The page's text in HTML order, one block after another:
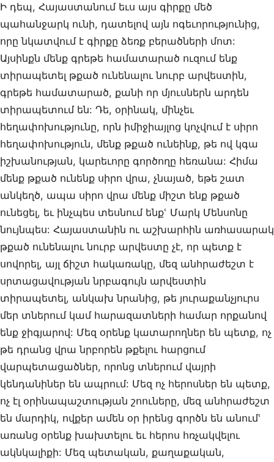
Ի դեպ, Հայաստանում եւս այս գիրքը մեծ
պահանջարկ ունի, դատելով այն ոգեւորությունից,
որը նկատվում է գիրքը ձեռք բերածների մոտ:
Այսինքն մենք գրեթե համատարած ուզում ենք
տիրապետել թքած ունենալու նուրբ արվեստին,
գրեթե համատարած, քանի որ մյուսներն արդեն
տիրապետում են: Դե, օրինակ, մինչեւ
հեղափոխությունը, որն իմիջիայլոց կոչվում է սիրո
հեղափոխություն, մենք թքած ունեինք, թե ով կգա
իշխանության, կարեւորը գործողը հեռանա: Հիմա
մենք թքած ունենք սիրո վրա, չնայած, եթե շատ
անկեղծ, ապա սիրո վրա մենք միշտ ենք թքած
ունեցել, եւ ինչպես տեսնում ենքՙ Մարկ Մենսոնը
նույնպես: Հայաստանին ու աշխարհին առհասարակ
թքած ունենալու նուրբ արվեստը չէ, որ պետք է
սովորել, այլ ճիշտ հակառակը, մեզ անհրաժեշտ է
սրտացավության նրբագույն արվեստին
տիրապետել, անկախ նրանից, թե յուրաքանչյուրս
մեր տներում կամ հարազատների համար որքանով
ենք ջիգյարով: Մեզ օրենք կատարողներ են պետք, ոչ
թե դրանց վրա նրբորեն թքելու հարցում
վարպետացածներ, որոնց տներում վայրի
կենդանիներ են ապրում: Մեզ ոչ հերոսներ են պետք,
ոչ էլ օրինապաշտության շոուները, մեզ անհրաժեշտ
են մարդիկ, ովքեր ամեն օր իրենց գործն են անումՙ
առանց օրենք խախտելու եւ հերոս հռչակվելու
ակնկալիքի: Մեզ պետական, քաղաքական,